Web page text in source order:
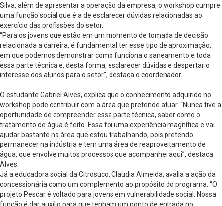
Silva, além de apresentar a operação da empresa, o workshop cumpre
uma função social que é a de esclarecer dúvidas relacionadas ao
exercício das profissões do setor.
“Para os jovens que estão em um momento de tomada de decisão
relacionada a carreira, é fundamental ter esse tipo de aproximação,
em que podemos demonstrar como funciona o saneamento e toda
essa parte técnica e, desta forma, esclarecer dúvidas e despertar o
interesse dos alunos para o setor”, destaca o coordenador.
O estudante Gabriel Alves, explica que o conhecimento adquirido no
workshop pode contribuir com a área que pretende atuar. “Nunca tive a
oportunidade de compreender essa parte técnica, saber como o
tratamento de água é feito. Essa foi uma experiência magnífica e vai
ajudar bastante na área que estou trabalhando, pois pretendo
permanecer na indústria e tem uma área de reaproveitamento de
água, que envolve muitos processos que acompanhei aqui”, destaca
Alves.
Já a educadora social da Citrosuco, Claudia Almeida, avalia a ação da
concessionária como um complemento ao propósito do programa. “O
projeto Pescar é voltado para jovens em vulnerabilidade social. Nossa
função é dar auxílio para que tenham um ponto de entrada no